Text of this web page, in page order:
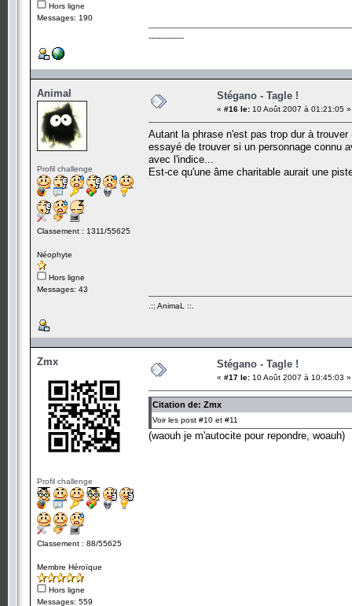
Hors ligne
Messages: 190
---------------
Animal
Profil challenge
Classement : 1311/55625
Néophyte
Hors ligne
Messages: 43
Stégano - Tagle !
« #16 le: 10 Août 2007 à 01:21:05 »
Autant la phrase n'est pas trop dur à
essayé de trouver si un personnage connu
avec l'indice...
Est-ce qu'une âme charitable aurait une
.:: AnimaL ::.
Zmx
Profil challenge
Classement : 88/55625
Membre Héroïque
Hors ligne
Messages: 559
Stégano - Tagle !
« #17 le: 10 Août 2007 à 10:45:03 »
Citation de: Zmx
Voir les post #10 et #11
(waouh je m'autocite pour repondre, woauh)